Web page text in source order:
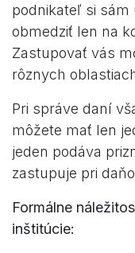
podnikateľ si sám
obmedziť len na
Zastupovať vás
rôznych
Pri správe daní
môžete mať len
jeden podáva
zastupuje pri
Formálne
inštitúcie: